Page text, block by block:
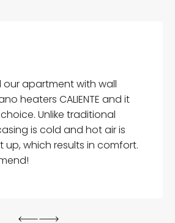
apartment with wall
heaters CALIENTE and it
Unlike traditional
is cold and hot air is
up, which results in comfort.